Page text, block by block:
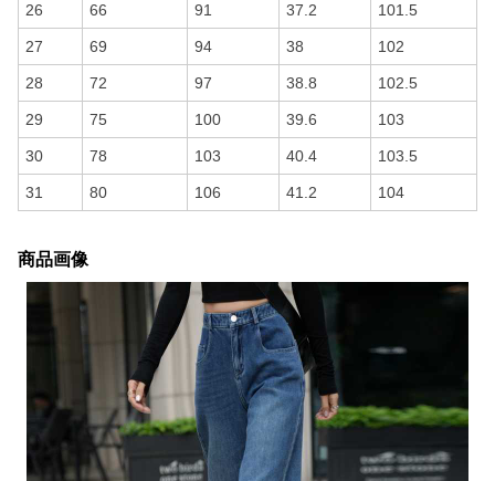
26 66 91 37.2 101.5
27 69 94 38 102
28 72 97 38.8 102.5
29 75 100 39.6 103
30 78 103 40.4 103.5
31 80 106 41.2 104
商品画像